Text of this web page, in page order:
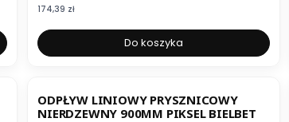
Cena
174,39 zł
Do koszyka
ODPŁYW LINIOWY PRYSZNICOWY
NIERDZEWNY 900MM PIKSEL BIELBET